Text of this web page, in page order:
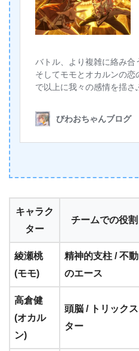
キャラク
ター
チームでの役割
綾瀬桃
(モモ)
精神的支柱 / 不動
のエース
高倉健
(オカル
ン)
頭脳 / トリックス
ター